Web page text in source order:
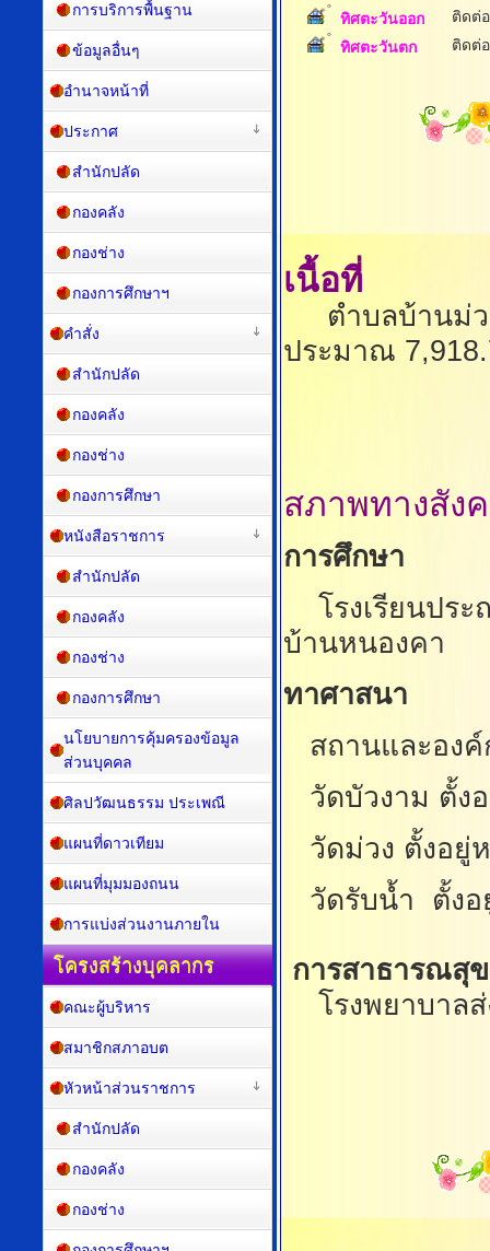
ทิศตะวันออก
ติดต่
ทิศตะวันตก
ติดต่
เนื้อที่
ตำบลบ้านม่วง
ประมาณ
สภาพทางสัง
การศึกษา
โรงเรียนประ
บ้านหนองคา
ทาศาสนา
สถานและอง
วัดบัวงาม ตั้ง
วัดม่วง ตั้งอยู่
วัดรับน้ำ ตั้งอ
การสาธารณสุข
โรงพยาบาลส่
การบริการพื้นฐาน
ข้อมูลอื่นๆ
อำนาจหน้าที่
ประกาศ
สำนักปลัด
กองคลัง
กองช่าง
กองการศึกษาฯ
คำสั่ง
สำนักปลัด
กองคลัง
กองช่าง
กองการศึกษา
หนังสือราชการ
สำนักปลัด
กองคลัง
กองช่าง
กองการศึกษา
นโยบายการคุ้มครองข้อมูล
ส่วนบุคคล
ศิลปวัฒนธรรม ประเพณี
แผนที่ดาวเทียม
แผนที่มุมมองถนน
การแบ่งส่วนงานภายใน
โครงสร้างบุคลากร
คณะผู้บริหาร
สมาชิกสภาอบต
หัวหน้าส่วนราชการ
สำนักปลัด
กองคลัง
กองช่าง